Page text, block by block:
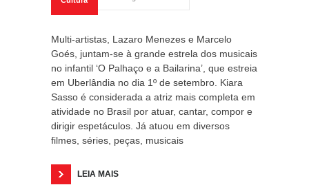
Multi-artistas, Lazaro Menezes e Marcelo
Goés, juntam-se à grande estrela dos musicais
no infantil ‘O Palhaço e a Bailarina’, que estreia
em Uberlândia no dia 1º de setembro. Kiara
Sasso é considerada a atriz mais completa em
atividade no Brasil por atuar, cantar, compor e
dirigir espetáculos. Já atuou em diversos
filmes, séries, peças, musicais
LEIA MAIS